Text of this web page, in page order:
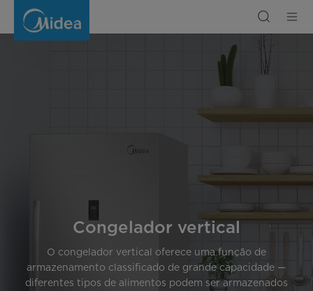
Congelador vertical
O congelador vertical oferece uma função de
armazenamento classificado de grande capacidade —
diferentes tipos de alimentos podem ser armazenados